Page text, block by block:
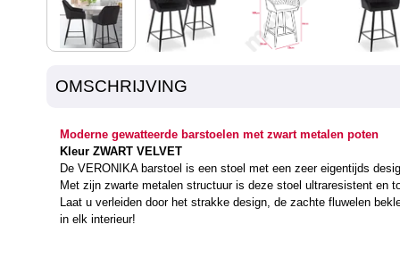
OMSCHRIJVING
Moderne gewatteerde barstoelen met zwart metalen poten
Kleur ZWART VELVET
De VERONIKA barstoel is een stoel met een zeer eigentijds
Met zijn zwarte metalen structuur is deze stoel ultraresistent en
Laat u verleiden door het strakke design, de zachte fluwelen
in elk interieur!